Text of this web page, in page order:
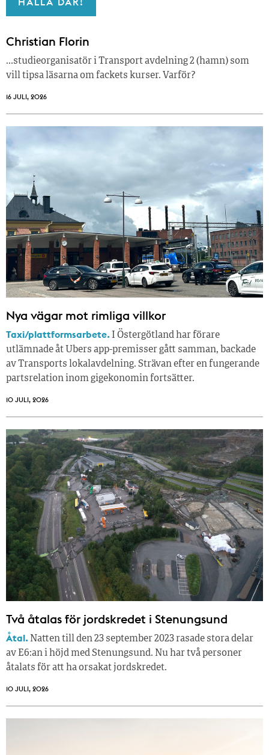
Christian Florin
…studieorganisatör i Transport avdelning 2 (hamn) som
vill tipsa läsarna om fackets kurser. Varför?
16 JULI, 2026
Nya vägar mot rimliga villkor
Taxi/plattformsarbete. I Östergötland har förare
utlämnade åt Ubers app-premisser gått samman, backade
av Transports lokalavdelning. Strävan efter en fungerande
partsrelation inom gigekonomin fortsätter.
10 JULI, 2026
Två åtalas för jordskredet i Stenungsund
Åtal. Natten till den 23 september 2023 rasade stora delar
av E6:an i höjd med Stenungsund. Nu har två personer
åtalats för att ha orsakat jordskredet.
10 JULI, 2026